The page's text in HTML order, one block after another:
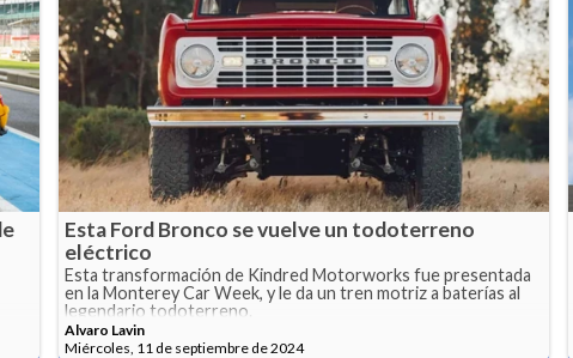
Esta Ford Bronco se vuelve un todoterreno
eléctrico
Esta transformación de Kindred Motorworks fue presentada
en la Monterey Car Week, y le da un tren motriz a baterías al
legendario todoterreno.
Alvaro Lavin
Miércoles, 11 de septiembre de 2024